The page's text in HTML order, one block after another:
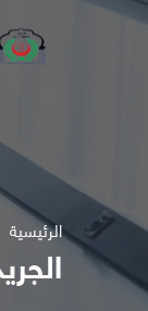
الرئيسية